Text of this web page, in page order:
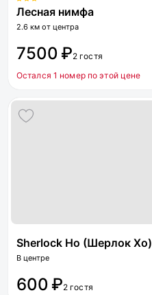
Лесная нимфа
2.6 км от центра
7500 ₽2 гостя
Остался 1 номер по этой цене
Sherlock Но (Шерлок Хо)
В центре
600 ₽2 гостя